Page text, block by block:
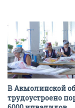
В Акмолинской
трудоустроено